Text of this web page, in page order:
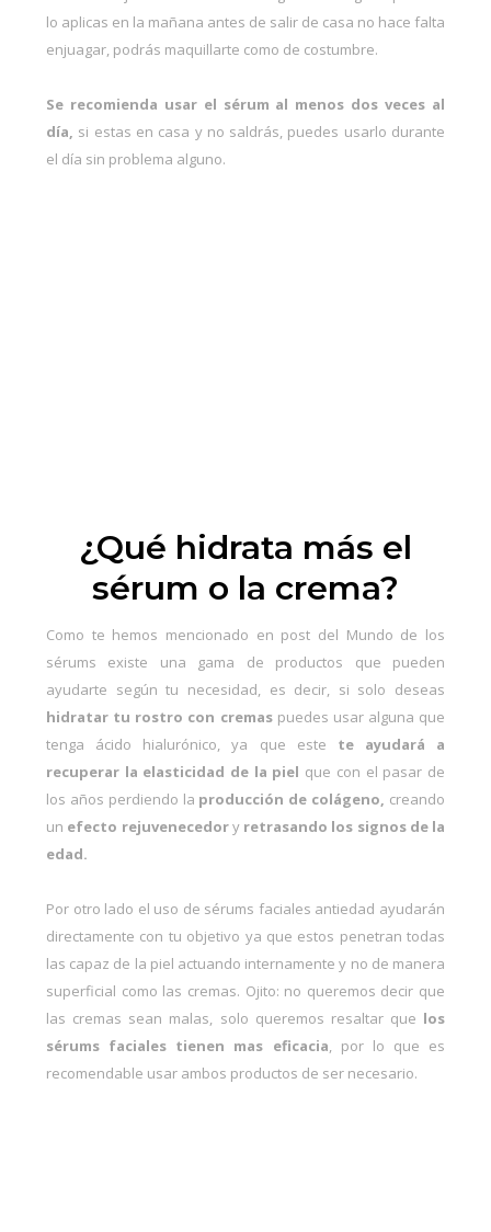
lo aplicas en la mañana antes de salir de casa no hace falta
enjuagar, podrás maquillarte como de costumbre.
Se recomienda usar el sérum al menos dos veces al
día, si estas en casa y no saldrás, puedes usarlo durante
el día sin problema alguno.
¿Qué hidrata más el
sérum o la crema?
Como te hemos mencionado en post del Mundo de los
sérums existe una gama de productos que pueden
ayudarte según tu necesidad, es decir, si solo deseas
hidratar tu rostro con cremaspuedes usar alguna que
tenga ácido hialurónico, ya que este te ayudará a
recuperar la elasticidad de la piel que con el pasar de
los años perdiendo la producción de colágeno, creando
un efecto rejuvenecedory retrasando los signos de la
edad.
Por otro lado el uso de sérums faciales antiedad ayudarán
directamente con tu objetivo ya que estos penetran todas
las capaz de la piel actuando internamente y no de manera
superficial como las cremas. Ojito: no queremos decir que
las cremas sean malas, solo queremos resaltar que los
sérums faciales tienen mas eficacia, por lo que es
recomendable usar ambos productos de ser necesario.